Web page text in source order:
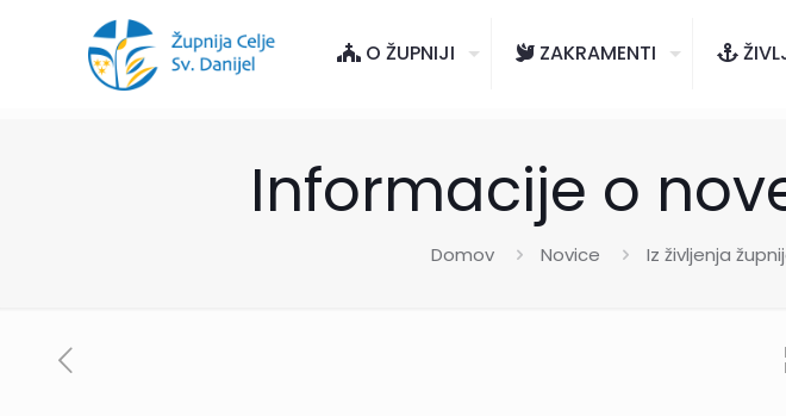
O ŽUPNIJI ZAKRAMENTI
Informacije o
Domov Novice Iz življenja